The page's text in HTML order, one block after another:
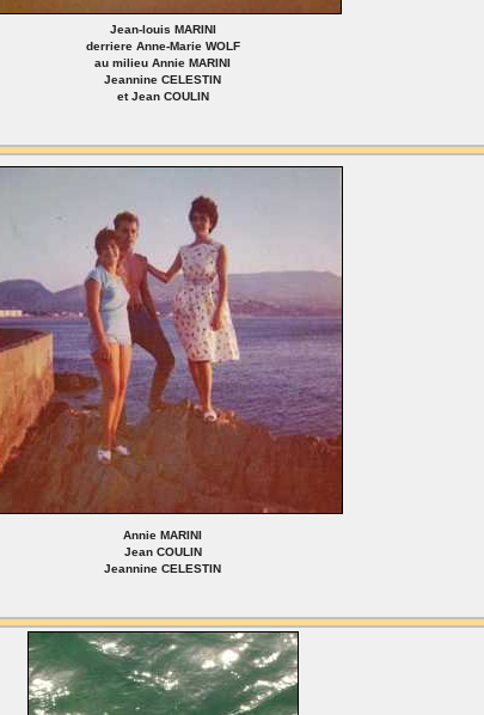
Jean-louis MARINI
derriere Anne-Marie WOLF
au milieu Annie MARINI
Jeannine CELESTIN
et Jean COULIN
Annie MARINI
Jean COULIN
Jeannine CELESTIN